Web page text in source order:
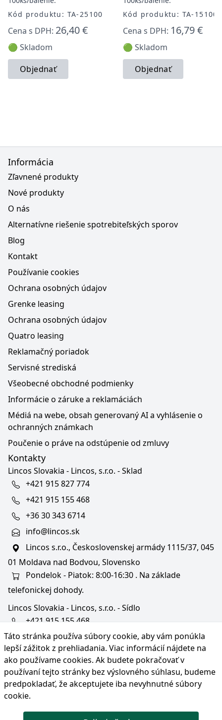
Kód produktu: TA-25100
Cena s DPH: 26,40 €
🟢 Skladom
Objednať
Kód produktu: TA-15100
Cena s DPH: 16,79 €
🟢 Skladom
Objednať
Táto stránka používa súbory cookie, aby vám ponúkla
lepší zážitok z prehliadania. Viac informácií nájdete na
ako používame cookies. Ak budete pokračovať v
používaní tejto stránky bez výslovného súhlasu, budeme
predpokladať, že akceptujete iba nevyhnutné súbory
cookie.
Informácia
Zľavnené produkty
Nové produkty
O nás
Alternatívne riešenie spotrebiteľských sporov
Blog
Kontakt
Používanie cookies
Ochrana osobných údajov
Grenke leasing
Ochrana osobných údajov
Quatro leasing
Reklamačný poriadok
Servisné strediská
Všeobecné obchodné podmienky
Informácie o záruke a reklamáciách
Médiá na webe, obsah generovaný AI a vyhlásenie o
ochranných známkach
Poučenie o práve na odstúpenie od zmluvy
Kontakty
Lincos Slovakia - Lincos, s.r.o. - Sklad
+421 915 827 774
+421 915 155 468
+36 30 343 6714
info@lincos.sk
Lincos s.r.o., Československej armády 1115/37, 045
01 Moldava nad Bodvou, Slovensko
Pondelok - Piatok: 8:00-16:30 . Na základe
telefonickej dohody.
Lincos Slovakia - Lincos, s.r.o. - Sídlo
+421 915 155 468
+36/30 343 6714
bratislava@lincos.sk
Lincos s.r.o., Rustaveliho 4, 831 06 Bratislava - m. č.
Rača, Slovensko
Iba sídlo firmy